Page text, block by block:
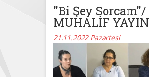
"Bi Şey Sorcam"/
MUHALİF YAYIN
21.11.2022 Pazartesi